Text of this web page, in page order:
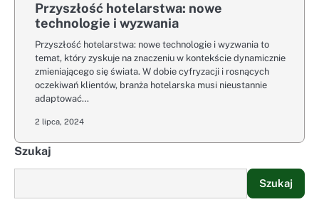
Przyszłość hotelarstwa: nowe
technologie i wyzwania
Przyszłość hotelarstwa: nowe technologie i wyzwania to
temat, który zyskuje na znaczeniu w kontekście dynamicznie
zmieniającego się świata. W dobie cyfryzacji i rosnących
oczekiwań klientów, branża hotelarska musi nieustannie
adaptować…
2 lipca, 2024
Szukaj
Szukaj